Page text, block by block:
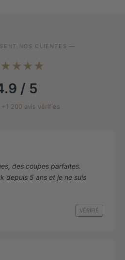
être
NOS CLIENTES —
/ 5
+1 200 avis vérifiés
des coupes parfaites.
depuis 5 ans et je ne suis
VÉRIFIÉ